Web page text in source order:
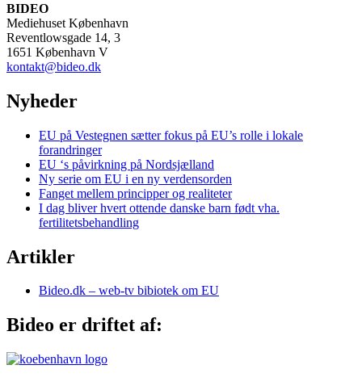
BIDEO
Mediehuset København
Reventlowsgade 14, 3
1651 København V
kontakt@bideo.dk
Nyheder
EU på Vestegnen sætter fokus på EU’s rolle i lokale
forandringer
EU ‘s påvirkning på Nordsjælland
Ny serie om EU i en ny verdensorden
Fanget mellem principper og realiteter
I dag bliver hvert ottende danske barn født vha.
fertilitetsbehandling
Artikler
Bideo.dk – web-tv bibiotek om EU
Bideo er driftet af: